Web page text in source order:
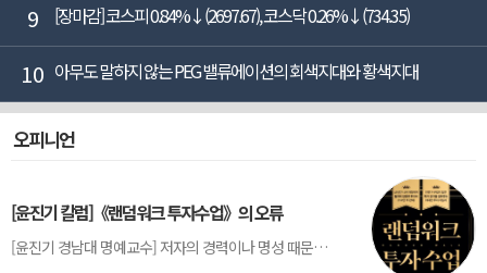
9 [장마감] 코스피 0.84%↓(2697.67), 코스닥 0.26%↓(734.35)
10 아무도 말하지 않는 PEG 밸류에이션의 회색지대와 황색지대
오피니언
[윤진기 칼럼]《랜덤워크 투자수업》의 오류
[윤진기 경남대 명예교수] 저자의 경력이나 명성 때문인지 2020년에 번역 출판된 《랜덤워크 투자수업》(A Random Walk Down Wall Street) 12판은 표지부터가 거창하다. ‘45년간 12번 개정하며 철저히 검증한 투자서’, ‘전문가 부럽지 않은 투자 감각을 길러주는 위대한 투자지침서’ 라는 은빛 광고문구로 독자를 유혹한다.[1] 출판 50주...